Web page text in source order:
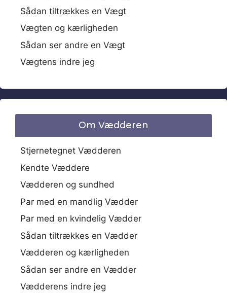
Sådan tiltrækkes en Vægt
Vægten og kærligheden
Sådan ser andre en Vægt
Vægtens indre jeg
Om Vædderen
Stjernetegnet Vædderen
Kendte Væddere
Vædderen og sundhed
Par med en mandlig Vædder
Par med en kvindelig Vædder
Sådan tiltrækkes en Vædder
Vædderen og kærligheden
Sådan ser andre en Vædder
Vædderens indre jeg